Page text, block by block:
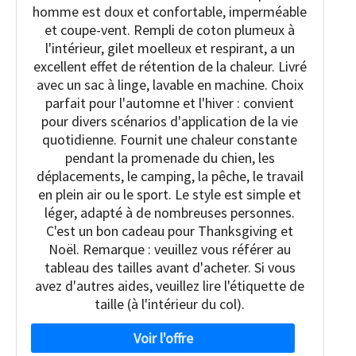
homme est doux et confortable, imperméable
et coupe-vent. Rempli de coton plumeux à
l'intérieur, gilet moelleux et respirant, a un
excellent effet de rétention de la chaleur. Livré
avec un sac à linge, lavable en machine. Choix
parfait pour l'automne et l'hiver : convient
pour divers scénarios d'application de la vie
quotidienne. Fournit une chaleur constante
pendant la promenade du chien, les
déplacements, le camping, la pêche, le travail
en plein air ou le sport. Le style est simple et
léger, adapté à de nombreuses personnes.
C'est un bon cadeau pour Thanksgiving et
Noël. Remarque : veuillez vous référer au
tableau des tailles avant d'acheter. Si vous
avez d'autres aides, veuillez lire l'étiquette de
taille (à l'intérieur du col).